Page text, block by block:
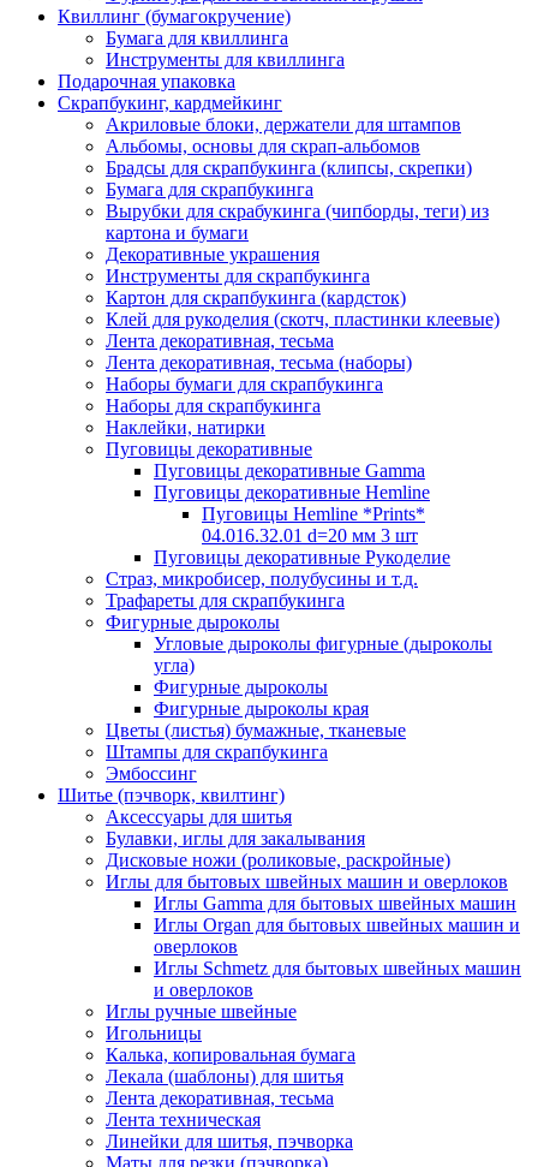
Квиллинг (бумагокручение)
Бумага для квиллинга
Инструменты для квиллинга
Подарочная упаковка
Скрапбукинг, кардмейкинг
Акриловые блоки, держатели для штампов
Альбомы, основы для скрап-альбомов
Брадсы для скрапбукинга (клипсы, скрепки)
Бумага для скрапбукинга
Вырубки для скрабукинга (чипборды, теги) из
картона и бумаги
Декоративные украшения
Инструменты для скрапбукинга
Картон для скрапбукинга (кардсток)
Клей для рукоделия (скотч, пластинки клеевые)
Лента декоративная, тесьма
Лента декоративная, тесьма (наборы)
Наборы бумаги для скрапбукинга
Наборы для скрапбукинга
Наклейки, натирки
Пуговицы декоративные
Пуговицы декоративные Gamma
Пуговицы декоративные Hemline
Пуговицы Hemline *Prints*
04.016.32.01 d=20 мм 3 шт
Пуговицы декоративные Рукоделие
Страз, микробисер, полубусины и т.д.
Трафареты для скрапбукинга
Фигурные дыроколы
Угловые дыроколы фигурные (дыроколы
угла)
Фигурные дыроколы
Фигурные дыроколы края
Цветы (листья) бумажные, тканевые
Штампы для скрапбукинга
Эмбоссинг
Шитье (пэчворк, квилтинг)
Аксессуары для шитья
Булавки, иглы для закалывания
Дисковые ножи (роликовые, раскройные)
Иглы для бытовых швейных машин и оверлоков
Иглы Gamma для бытовых швейных машин
Иглы Organ для бытовых швейных машин и
оверлоков
Иглы Schmetz для бытовых швейных машин
и оверлоков
Иглы ручные швейные
Игольницы
Калька, копировальная бумага
Лекала (шаблоны) для шитья
Лента декоративная, тесьма
Лента техническая
Линейки для шитья, пэчворка
Маты для резки (пэчворка)